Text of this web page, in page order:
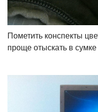
Пометить конспекты
проще отыскать в